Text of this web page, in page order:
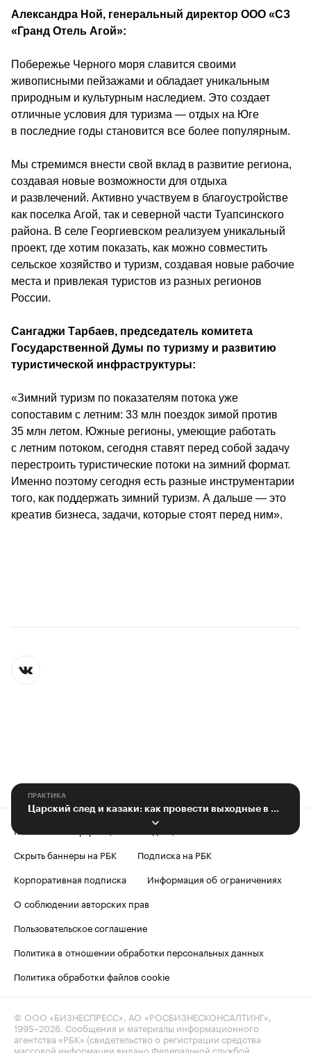
Александра Ной, генеральный директор ООО «СЗ
«Гранд Отель Агой»:
Побережье Черного моря славится своими
живописными пейзажами и обладает уникальным
природным и культурным наследием. Это создает
отличные условия для туризма — отдых на Юге
в последние годы становится все более популярным.
Мы стремимся внести свой вклад в развитие региона,
создавая новые возможности для отдыха
и развлечений. Активно участвуем в благоустройстве
как поселка Агой, так и северной части Туапсинского
района. В селе Георгиевском реализуем уникальный
проект, где хотим показать, как можно совместить
сельское хозяйство и туризм, создавая новые рабочие
места и привлекая туристов из разных регионов
России.
Сангаджи Тарбаев, председатель комитета
Государственной Думы по туризму и развитию
туристической инфраструктуры:
«Зимний туризм по показателям потока уже
сопоставим с летним: 33 млн поездок зимой против
35 млн летом. Южные регионы, умеющие работать
с летним потоком, сегодня ставят перед собой задачу
перестроить туристические потоки на зимний формат.
Именно поэтому сегодня есть разные инструментарии
того, как поддержать зимний туризм. А дальше — это
креатив бизнеса, задачи, которые стоят перед ним».
ПРАКТИКА
Царский след и казаки: как провести выходные в Ростовской области
Контактная информация
Скрыть баннеры на РБК
Подписка на РБК
Корпоративная подписка
Информация об ограничениях
О соблюдении авторских прав
Пользовательское соглашение
Политика в отношении обработки персональных данных
Политика обработки файлов cookie
© ООО «БИЗНЕСПРЕСС», АО «РОСБИЗНЕСКОНСАЛТИНГ»,
1995–2026. Сообщения и материалы информационного
агентства «РБК» (свидетельство о регистрации средства
массовой информации выдано Федеральной службой